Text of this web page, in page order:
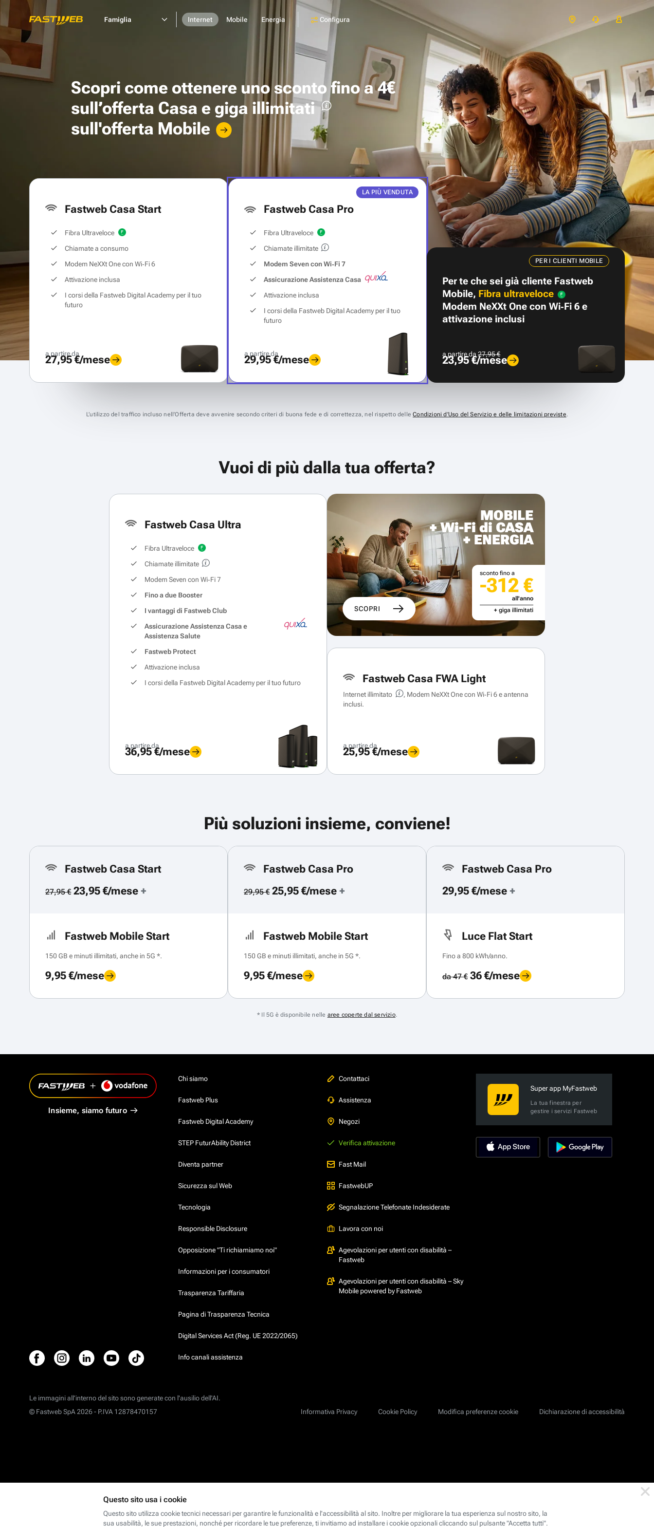
Famiglia Internet Mobile Energia Configura
Scopri come ottenere unosconto fino a 4€
sull’offerta Casa e giga illimitati
sull'offerta Mobile
Fastweb Casa Start
Fibra Ultraveloce
Chiamate a consumo
Modem NeXXt One con Wi‑Fi 6
Attivazione inclusa
I corsi della Fastweb Digital Academy per il tuo
futuro
a partire da
27,95 €/mese
LA PIÙ VENDUTA
Fastweb Casa Pro
Fibra Ultraveloce
Chiamate illimitate
Modem Seven con Wi‑Fi 7
Assicurazione Assistenza Casa
Attivazione inclusa
I corsi della Fastweb Digital Academy per il tuo
futuro
a partire da
29,95 €/mese
PER I CLIENTI MOBILE
Per te che sei già cliente Fastweb
Mobile, Fibra ultraveloce
Modem NeXXt One con Wi‑Fi 6 e
attivazione inclusi
a partire da27,95 €
23,95 €/mese
L’utilizzo del traffico incluso nell’Offerta deve avvenire secondo criteri di buona fede e di correttezza, nel rispetto delleCondizioni d’Uso del Servizio e delle limitazioni previste.
Vuoi di più dalla tua offerta?
Fastweb Casa Ultra
Fibra Ultraveloce
Chiamate illimitate
Modem Seven con Wi‑Fi 7
Fino a due Booster
I vantaggi di Fastweb Club
Assicurazione Assistenza Casa e
Assistenza Salute
Fastweb Protect
Attivazione inclusa
I corsi della Fastweb Digital Academy per il tuo futuro
a partire da
36,95 €/mese
MOBILE
+ Wi-Fi di CASA
+ ENERGIA
SCOPRI
sconto fino a
-312 €
all'anno
+ giga illimitati
Fastweb Casa FWA Light
Internet illimitato
, Modem NeXXt One con Wi‑Fi 6 e antenna
inclusi.
a partire da
25,95 €/mese
Più soluzioni insieme, conviene!
Fastweb Casa Start
27,95 €23,95 €/mese +
Fastweb Mobile Start
150 GB e minuti illimitati, anche in 5G *.
9,95 €/mese
Fastweb Casa Pro
29,95 €25,95 €/mese +
Fastweb Mobile Start
150 GB e minuti illimitati, anche in 5G *.
9,95 €/mese
Fastweb Casa Pro
29,95 €/mese +
Luce Flat Start
Fino a 800 kWh/anno.
da 47 €36 €/mese
* Il 5G è disponibile nelle aree coperte dal servizio.
Insieme, siamo futuro
Chi siamo
Fastweb Plus
Fastweb Digital Academy
STEP FuturAbility District
Diventa partner
Sicurezza sul Web
Tecnologia
Responsible Disclosure
Opposizione "Ti richiamiamo noi"
Informazioni per i consumatori
Trasparenza Tariffaria
Pagina di Trasparenza Tecnica
Digital Services Act (Reg. UE 2022/2065)
Info canali assistenza
Contattaci
Assistenza
Negozi
Verifica attivazione
Fast Mail
FastwebUP
Segnalazione Telefonate Indesiderate
Lavora con noi
Agevolazioni per utenti con disabilità –
Fastweb
Agevolazioni per utenti con disabilità – Sky
Mobile powered by Fastweb
Super app MyFastweb
La tua finestra per
gestire i servizi Fastweb
Le immagini all’interno del sito sono generate con l'ausilio dell'AI.
Informativa Privacy
Cookie Policy Modifica preferenze cookie Dichiarazione di accessibilità
© Fastweb SpA 2026 - P.IVA 12878470157